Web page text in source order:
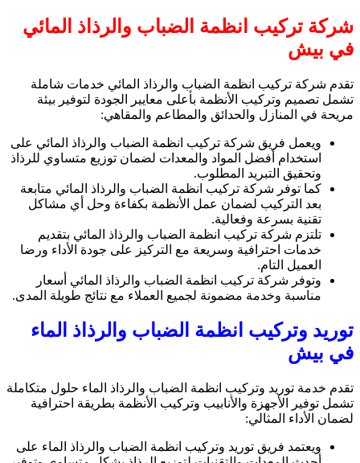
شركة تركيب انظمة الضباب والرذاذ المائي
في بيش
تقدم شركة تركيب انظمة الضباب والرذاذ المائي خدمات شاملة
تشمل تصميم وتركيب الأنظمة بأعلى معايير الجودة لتوفير بيئة
مريحة في المنازل والحدائق والمطاعم والمقاهي:
ويعمل فريق شركة تركيب انظمة الضباب والرذاذ المائي على
استخدام أفضل المواد والمعدات لضمان توزيع متساوي للرذاذ
وتحقيق التبريد المطلوب.
كما توفر شركة تركيب انظمة الضباب والرذاذ المائي متابعة
بعد التركيب لضمان عمل الأنظمة بكفاءة وحل أي مشاكل
تقنية بسرعة وفعالية.
تلتزم شركة تركيب انظمة الضباب والرذاذ المائي بتقديم
خدمات احترافية وسريعة مع التركيز على جودة الأداء ورضا
العميل التام.
وتوفر شركة تركيب انظمة الضباب والرذاذ المائي أسعار
مناسبة وخدمة مضمونة لجميع العملاء مع نتائج طويلة المدى.
توريد وتركيب انظمة الضباب والرذاذ الماء
في بيش
تقدم خدمة توريد وتركيب انظمة الضباب والرذاذ الماء حلول متكاملة
تشمل توفير الأجهزة والأنابيب وتركيب الأنظمة بطريقة احترافية
لضمان الأداء المثالي:
ويعتمد فريق توريد وتركيب انظمة الضباب والرذاذ الماء على